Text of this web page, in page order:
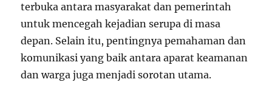
terbuka antara masyarakat dan pemerintah
untuk mencegah kejadian serupa di masa
depan. Selain itu, pentingnya pemahaman dan
komunikasi yang baik antara aparat keamanan
dan warga juga menjadi sorotan utama.